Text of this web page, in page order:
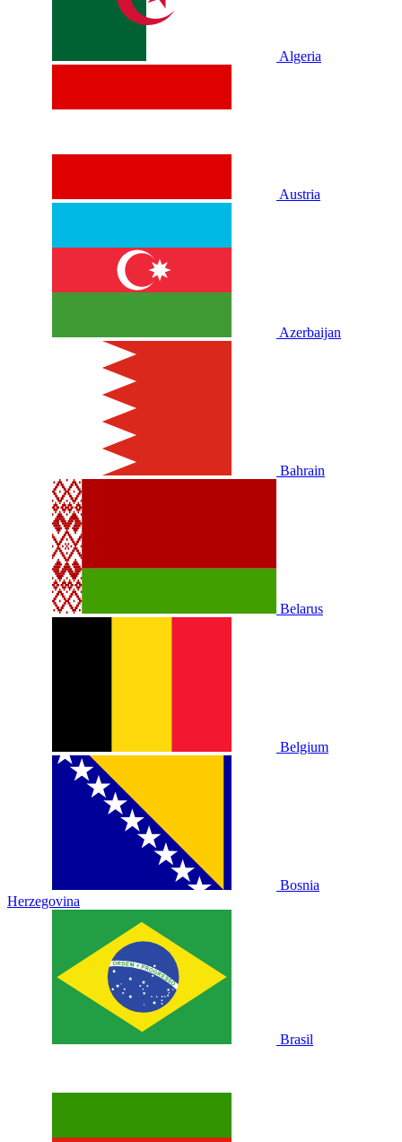
Algeria
Austria
Azerbaijan
Bahrain
Belarus
Belgium
Bosnia
Herzegovina
Brasil